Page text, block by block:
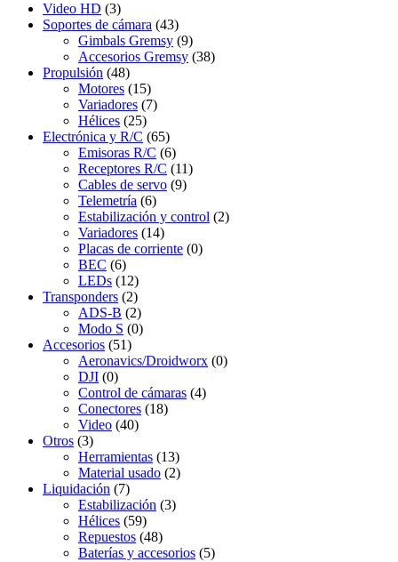
Video HD (3)
Soportes de cámara (43)
Gimbals Gremsy (9)
Accesorios Gremsy (38)
Propulsión (48)
Motores (15)
Variadores (7)
Hélices (25)
Electrónica y R/C (65)
Emisoras R/C (6)
Receptores R/C (11)
Cables de servo (9)
Telemetría (6)
Estabilización y control (2)
Variadores (14)
Placas de corriente (0)
BEC (6)
LEDs (12)
Transponders (2)
ADS-B (2)
Modo S (0)
Accesorios (51)
Aeronavics/Droidworx (0)
DJI (0)
Control de cámaras (4)
Conectores (18)
Video (40)
Otros (3)
Herramientas (13)
Material usado (2)
Liquidación (7)
Estabilización (3)
Hélices (59)
Repuestos (48)
Baterías y accesorios (5)